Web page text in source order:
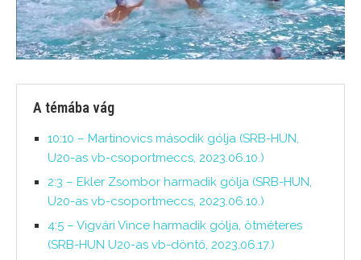
A témába vág
10:10 – Martinovics második gólja (SRB-HUN,
U20-as vb-csoportmeccs, 2023.06.10.)
2:3 – Ekler Zsombor harmadik gólja (SRB-HUN,
U20-as vb-csoportmeccs, 2023.06.10.)
4:5 – Vigvári Vince harmadik gólja, ötméteres
(SRB-HUN U20-as vb-döntő, 2023.06.17.)